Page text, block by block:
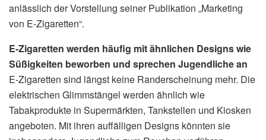
anlässlich der Vorstellung seiner Publikation „Marketing
von E-Zigaretten“.
E-Zigaretten werden häufig mit ähnlichen Designs wie
Süßigkeiten beworben und sprechen Jugendliche an
E-Zigaretten sind längst keine Randerscheinung mehr. Die
elektrischen Glimmstängel werden ähnlich wie
Tabakprodukte in Supermärkten, Tankstellen und Kiosken
angeboten. Mit ihren auffälligen Designs könnten sie